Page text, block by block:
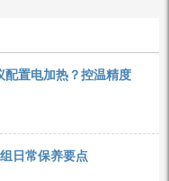
配置电加热？控温精度
日常保养要点